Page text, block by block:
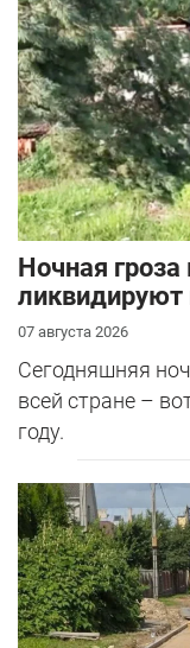
Ночная гроза
ликвидируют
07 августа 2026
Сегодняшняя
всей стране –
году.